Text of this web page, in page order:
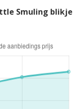
Smuling blikje